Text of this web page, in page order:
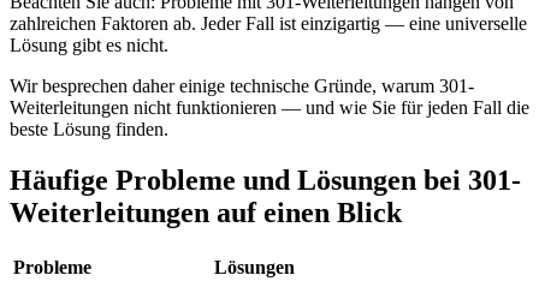
zahlreichen Faktoren ab. Jeder Fall ist einzigartig — eine universelle
Lösung gibt es nicht.
Wir besprechen daher einige technische Gründe, warum 301-
Weiterleitungen nicht funktionieren — und wie Sie für jeden Fall die
beste Lösung finden.
Häufige Probleme und Lösungen bei 301-
Weiterleitungen auf einen Blick
Probleme
Lösungen